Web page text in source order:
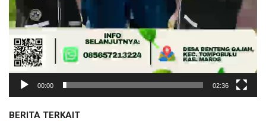
00:00 02:36
BERITA TERKAIT